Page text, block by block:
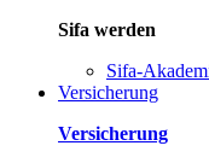
Sifa werden
Sifa-
Versicherung
Versicherung